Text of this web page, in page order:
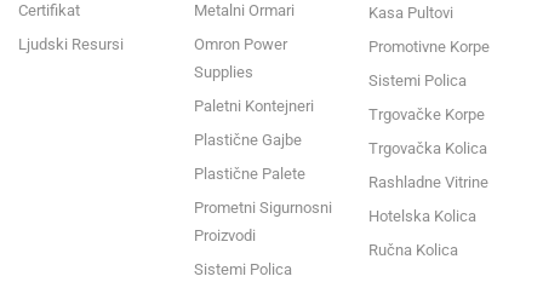
Certifikat
Ljudski Resursi
Metalni Ormari
Omron Power
Supplies
Paletni Kontejneri
Plastične Gajbe
Plastične Palete
Prometni Sigurnosni
Proizvodi
Sistemi Polica
Kasa Pultovi
Promotivne Korpe
Sistemi Polica
Trgovačke Korpe
Trgovačka Kolica
Rashladne Vitrine
Hotelska Kolica
Ručna Kolica